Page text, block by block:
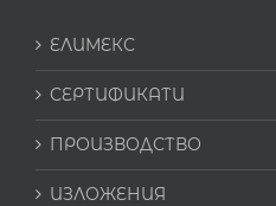
ЕЛИМЕКС
СЕРТИФИКАТИ
ПРОИЗВОДСТВО
ИЗЛОЖЕНИЯ